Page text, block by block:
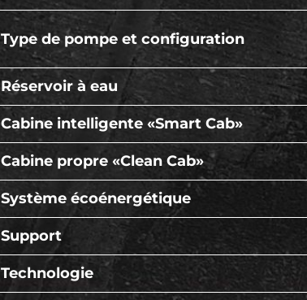
Type de pompe et configuration
Réservoir à eau
Cabine intelligente «Smart Cab»
Cabine propre «Clean Cab»
Système écoénergétique
Support
Technologie